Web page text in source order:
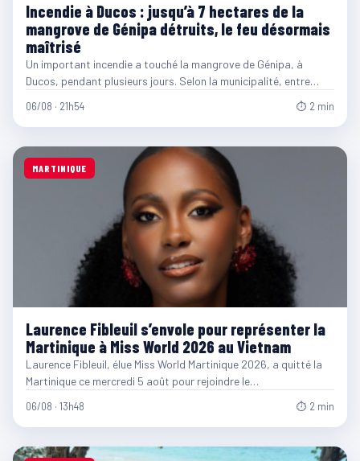
Incendie à Ducos : jusqu’à 7 hectares de la
mangrove de Génipa détruits, le feu désormais
maîtrisé
Un important incendie a touché la mangrove de Génipa, à
Ducos, pendant plusieurs jours. Selon la municipalité, entre…
06/08 · 21h54 ⏱ 2 min
MARTINIQUE
Laurence Fibleuil s’envole pour représenter la
Martinique à Miss World 2026 au Vietnam
Laurence Fibleuil, élue Miss World Martinique 2026, a quitté la
Martinique ce mercredi 5 août pour rejoindre le…
06/08 · 13h48 ⏱ 2 min